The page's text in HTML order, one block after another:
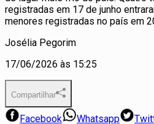
registradas em 17 de junho
menores registradas no país em
Josélia Pegorim
17/06/2026 às 15:25
Compartilhar
Facebook Whatsapp